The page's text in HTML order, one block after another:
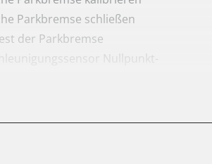
Parkbremse schließen
der Parkbremse
Nullpunkt-